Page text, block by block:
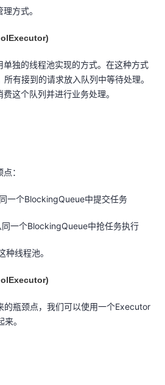
方式。
独的线程池实现的方式。在这种方式
有接到的请求放入队列中等待处理。
这个队列并进行业务处理。
：
一个BlockingQueue中提交任务
一个BlockingQueue中抢任务执行
线程池。
的瓶颈点，我们可以使用一个Executor
。